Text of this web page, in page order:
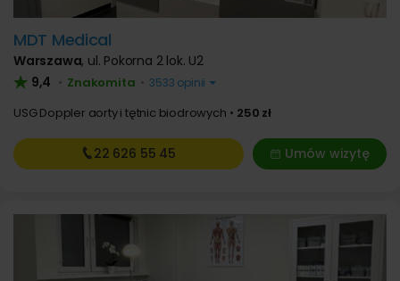
MDT Medical
Warszawa, ul. Pokorna 2 lok. U2
9,4 • Znakomita • 3533 opinii
USG Doppler aorty i tętnic biodrowych 250 zł
Umów wizytę
22 626 55 45